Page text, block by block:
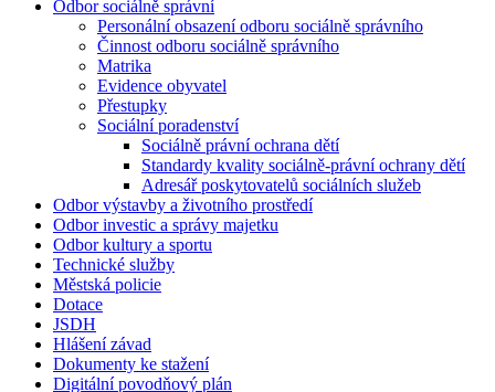
Odbor sociálně správní
Personální obsazení odboru sociálně správního
Činnost odboru sociálně správního
Matrika
Evidence obyvatel
Přestupky
Sociální poradenství
Sociálně právní ochrana dětí
Standardy kvality sociálně-právní ochrany dětí
Adresář poskytovatelů sociálních služeb
Odbor výstavby a životního prostředí
Odbor investic a správy majetku
Odbor kultury a sportu
Technické služby
Městská policie
Dotace
JSDH
Hlášení závad
Dokumenty ke stažení
Digitální povodňový plán